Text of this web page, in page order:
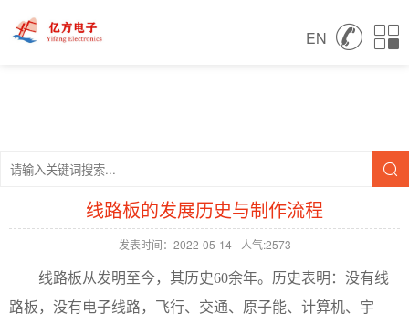
EN
线路板的发展历史与制作流程
发表时间：2022-05-14 人气:2573
线路板从发明至今，其历史60余年。历史表明：没有线
路板，没有电子线路，飞行、交通、原子能、计算机、宇